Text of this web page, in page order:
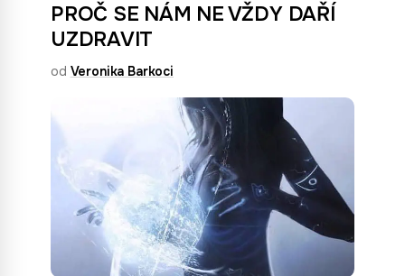
PROČ SE NÁM NE VŽDY DAŘÍ
UZDRAVIT
od Veronika Barkoci